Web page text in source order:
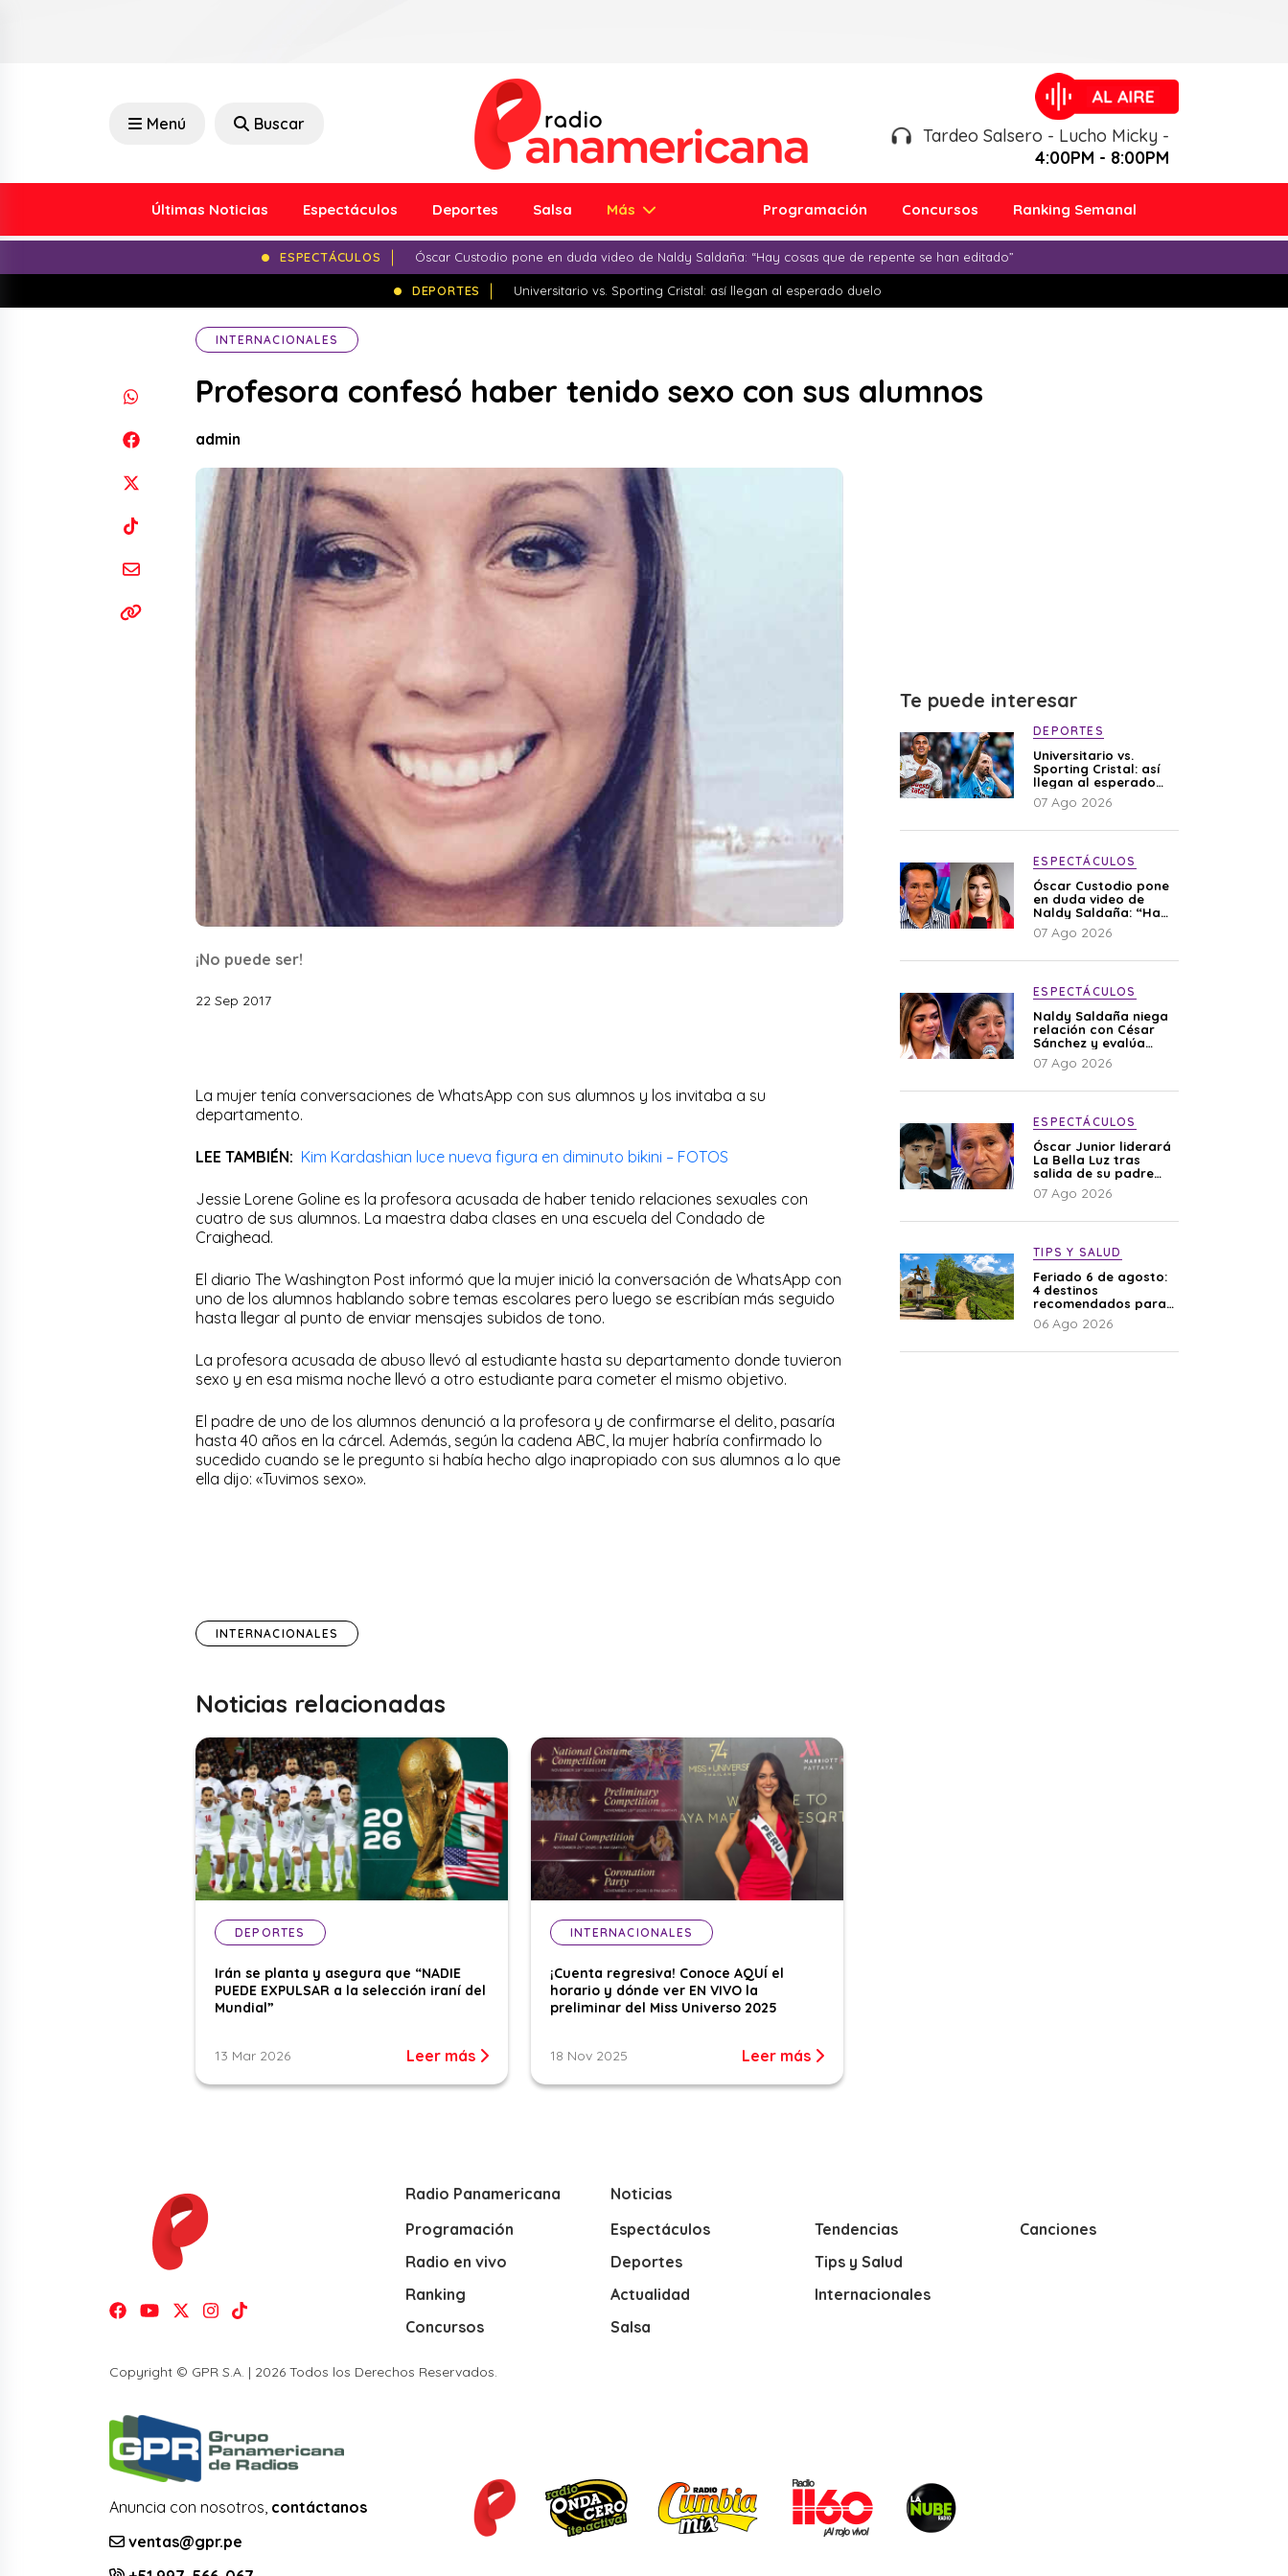
Menú Buscar
Tardeo Salsero - Lucho Micky -
4:00PM - 8:00PM
Últimas Noticias Espectáculos Deportes Salsa Más Programación Concursos Ranking Semanal
ESPECTÁCULOS Óscar Custodio pone en duda video de Naldy Saldaña: “Hay cosas que de repente se han editado”
DEPORTES Universitario vs. Sporting Cristal: así llegan al esperado duelo
INTERNACIONALES
Profesora confesó haber tenido sexo con sus alumnos
admin
¡No puede ser!
22 Sep 2017
La mujer tenía conversaciones de WhatsApp con sus alumnos y los invitaba a su
departamento.
LEE TAMBIÉN: Kim Kardashian luce nueva figura en diminuto bikini – FOTOS
Jessie Lorene Goline es la profesora acusada de haber tenido relaciones sexuales con
cuatro de sus alumnos. La maestra daba clases en una escuela del Condado de
Craighead.
El diario The Washington Post informó que la mujer inició la conversación de WhatsApp con
uno de los alumnos hablando sobre temas escolares pero luego se escribían más seguido
hasta llegar al punto de enviar mensajes subidos de tono.
La profesora acusada de abuso llevó al estudiante hasta su departamento donde tuvieron
sexo y en esa misma noche llevó a otro estudiante para cometer el mismo objetivo.
El padre de uno de los alumnos denunció a la profesora y de confirmarse el delito, pasaría
hasta 40 años en la cárcel. Además, según la cadena ABC, la mujer habría confirmado lo
sucedido cuando se le pregunto si había hecho algo inapropiado con sus alumnos a lo que
ella dijo: «Tuvimos sexo».
INTERNACIONALES
Noticias relacionadas
DEPORTES
Irán se planta y asegura que “NADIE
PUEDE EXPULSAR a la selección iraní del
Mundial”
13 Mar 2026 Leer más
INTERNACIONALES
¡Cuenta regresiva! Conoce AQUÍ el
horario y dónde ver EN VIVO la
preliminar del Miss Universo 2025
18 Nov 2025 Leer más
Te puede interesar
DEPORTES
Universitario vs.
Sporting Cristal: así
llegan al esperado
duelo
07 Ago 2026
ESPECTÁCULOS
Óscar Custodio pone
en duda video de
Naldy Saldaña: “Hay
cosas que de repente
se han editado”
07 Ago 2026
ESPECTÁCULOS
Naldy Saldaña niega
relación con César
Sánchez y evalúa
denunciar a su
esposa: “Es una
07 Ago 2026
ESPECTÁCULOS
Óscar Junior liderará
La Bella Luz tras
salida de su padre
por polémica con
Naldy Saldaña
07 Ago 2026
TIPS Y SALUD
Feriado 6 de agosto:
4 destinos
recomendados para
disfrutar el descanso
06 Ago 2026
Radio Panamericana
Programación
Radio en vivo
Ranking
Concursos
Noticias
Espectáculos
Deportes
Actualidad
Salsa
Tendencias
Tips y Salud
Internacionales
Canciones
Copyright © GPR S.A. | 2026 Todos los Derechos Reservados.
Anuncia con nosotros, contáctanos
ventas@gpr.pe